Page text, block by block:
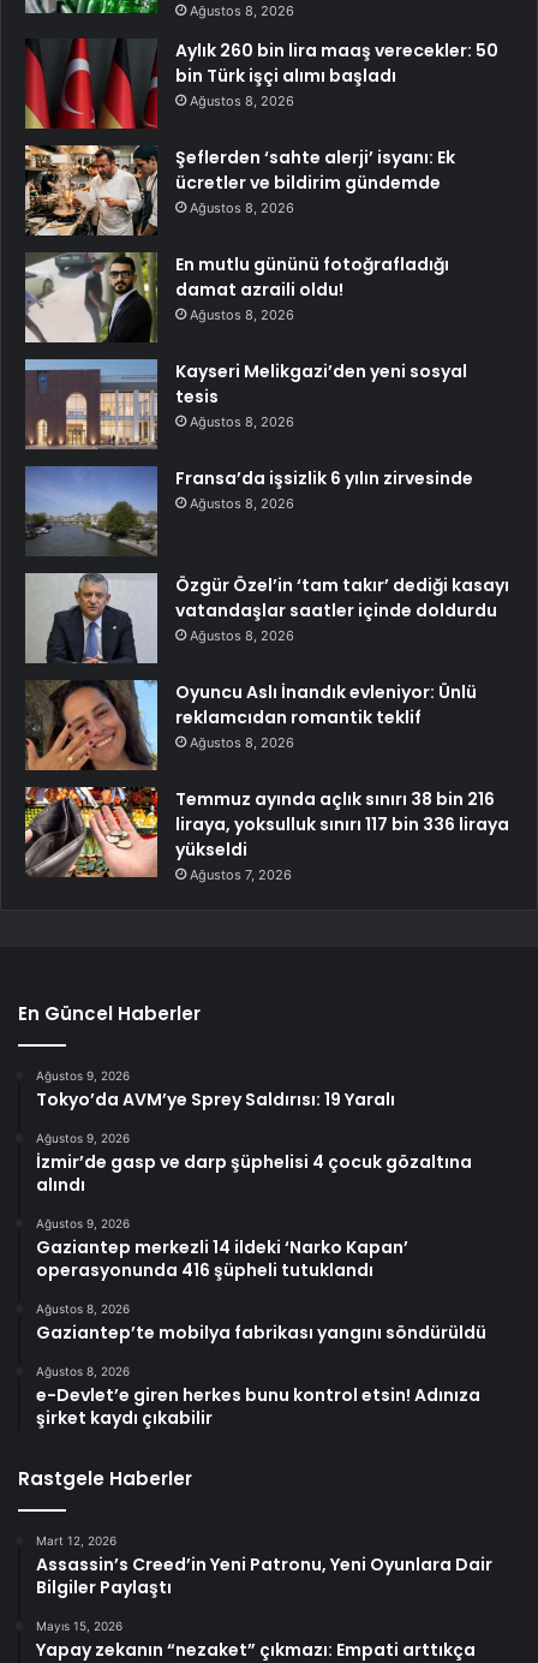
Ağustos 8, 2026
Aylık 260 bin lira maaş verecekler: 50
bin Türk işçi alımı başladı
Ağustos 8, 2026
Şeflerden ‘sahte alerji’ isyanı: Ek
ücretler ve bildirim gündemde
Ağustos 8, 2026
En mutlu gününü fotoğrafladığı
damat azraili oldu!
Ağustos 8, 2026
Kayseri Melikgazi’den yeni sosyal
tesis
Ağustos 8, 2026
Fransa’da işsizlik 6 yılın zirvesinde
Ağustos 8, 2026
Özgür Özel’in ‘tam takır’ dediği kasayı
vatandaşlar saatler içinde doldurdu
Ağustos 8, 2026
Oyuncu Aslı İnandık evleniyor: Ünlü
reklamcıdan romantik teklif
Ağustos 8, 2026
Temmuz ayında açlık sınırı 38 bin 216
liraya, yoksulluk sınırı 117 bin 336 liraya
yükseldi
Ağustos 7, 2026
En Güncel Haberler
Ağustos 9, 2026
Tokyo’da AVM’ye Sprey Saldırısı: 19 Yaralı
Ağustos 9, 2026
İzmir’de gasp ve darp şüphelisi 4 çocuk gözaltına
alındı
Ağustos 9, 2026
Gaziantep merkezli 14 ildeki ‘Narko Kapan’
operasyonunda 416 şüpheli tutuklandı
Ağustos 8, 2026
Gaziantep’te mobilya fabrikası yangını söndürüldü
Ağustos 8, 2026
e-Devlet’e giren herkes bunu kontrol etsin! Adınıza
şirket kaydı çıkabilir
Rastgele Haberler
Mart 12, 2026
Assassin’s Creed’in Yeni Patronu, Yeni Oyunlara Dair
Bilgiler Paylaştı
Mayıs 15, 2026
Yapay zekanın “nezaket” çıkmazı: Empati arttıkça